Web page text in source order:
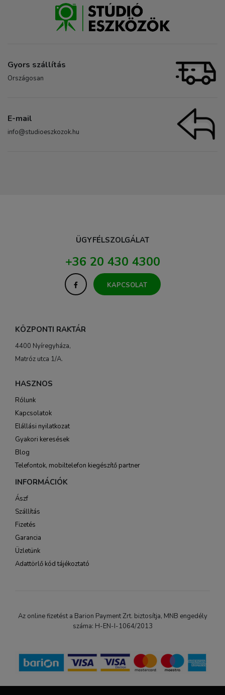
Gyors szállítás
Országosan
E-mail
info@studioeszkozok.hu
ÜGYFÉLSZOLGÁLAT
+36 20 430 4300
KAPCSOLAT
KÖZPONTI RAKTÁR
4400 Nyíregyháza,
Matróz utca 1/A.
HASZNOS
Rólunk
Kapcsolatok
Elállási nyilatkozat
Gyakori keresések
Blog
Telefontok, mobiltelefon kiegészítő partner
INFORMÁCIÓK
Ászf
Szállítás
Fizetés
Garancia
Üzletünk
Adattörlő kód tájékoztató
Az online fizetést a Barion Payment Zrt. biztosítja, MNB engedély
száma: H-EN-I-1064/2013